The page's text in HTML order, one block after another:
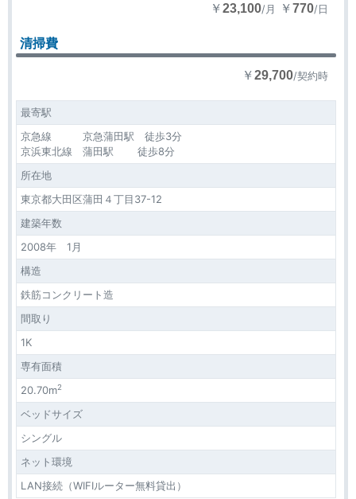
￥23,100/月 ￥770/日
清掃費
￥29,700/契約時
最寄駅
京急線 京急蒲田駅 徒歩3分
京浜東北線 蒲田駅 徒歩8分
所在地
東京都大田区蒲田４丁目37-12
建築年数
2008年 1月
構造
鉄筋コンクリート造
間取り
1K
専有面積
20.70m2
ベッドサイズ
シングル
ネット環境
LAN接続（WIFIルーター無料貸出）